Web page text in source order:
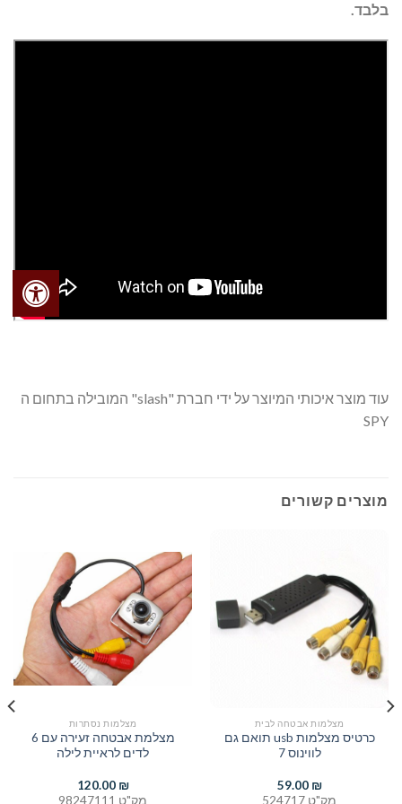
בלבד.
עוד מוצר איכותי המיוצר על ידי חברת "slash" המובילה בתחום ה
SPY
מוצרים קשורים
מצלמות אבטחה לבית
כרטיס מצלמות usb תואם גם
לווינוס 7
59.00 ₪
מק"ט 524717
מצלמות נסתרות
מצלמת אבטחה זעירה עם 6
לדים לראיית לילה
120.00 ₪
מק"ט 98247111